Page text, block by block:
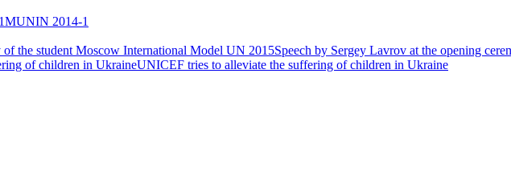
MUNIN 2014-1
Speech by Sergey Lavrov at the opening
UNICEF tries to alleviate the suffering of children in Ukraine